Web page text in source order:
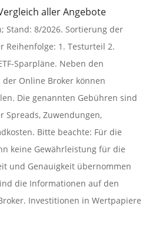
aller Angebote
Stand: 8/2026. Sortierung der
Reihenfolge: 1. Testurteil 2.
Sparpläne. Neben den
Online Broker können
Die genannten Gebühren sind
Spreads, Zuwendungen,
Bitte beachte: Für die
keine Gewährleistung für die
und Genauigkeit übernommen
die Informationen auf den
Investitionen in Wertpapiere